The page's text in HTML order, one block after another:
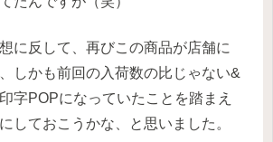
に反して、再びこの商品が店舗に
しかも前回の入荷数の比じゃない&
字POPになっていたことを踏まえ
しておこうかな、と思いました。